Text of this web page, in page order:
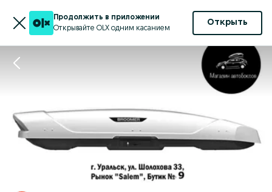
Продолжить в приложении
Открывайте OLX одним касанием
Открыть